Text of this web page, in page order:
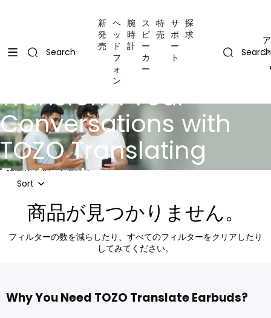
Search
新
発
売
ヘ
ッ
ド
フ
ォ
ン
腕
時
計
ス
ピ
ー
カ
ー
特
売
サ
ポ
ー
ト
探
求
Search
Transform Your
Conversations with
TOZO Translating
Earbuds
結果リストにスキップ
Sort
商品が見つかりません。
フィルターの数を減らしたり、 すべてのフィルターをクリア したり
してみてください。
Why You Need TOZO Translate Earbuds?